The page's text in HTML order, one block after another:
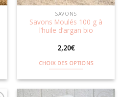
la
page
du
produit
SAVONS
Savons Moulés 100 g à
l’huile d’argan bio
2,20€
CHOIX DES OPTIONS
a